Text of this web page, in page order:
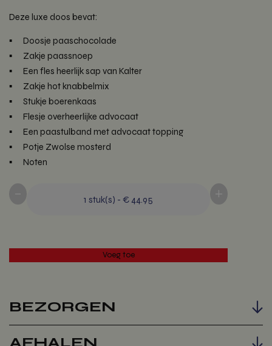
Deze luxe doos bevat:
Doosje paaschocolade
Zakje paassnoep
Een fles heerlijk sap van Kalter
Zakje hot knabbelmix
Stukje boerenkaas
Flesje overheerlijke advocaat
Een paastulband met advocaat topping
Potje Zwolse mosterd
Noten
- 1 stuk(s) - € 44.95 +
BEZORGEN